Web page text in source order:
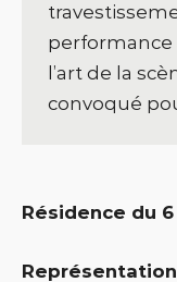
performance
l’art de la
convoqué
Résidence du 6